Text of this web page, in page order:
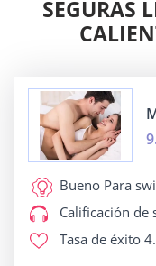
SEGURAS
Bueno Para
Calificación de
Tasa de éxito